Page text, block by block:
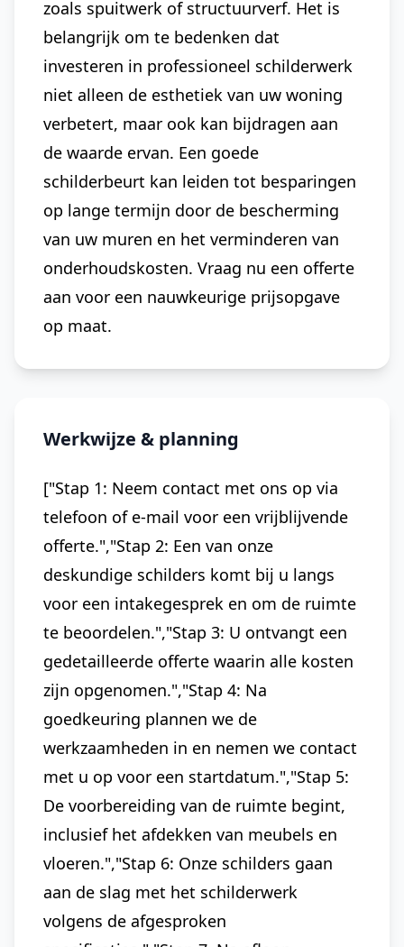
zoals spuitwerk of structuurverf. Het is
belangrijk om te bedenken dat
investeren in professioneel schilderwerk
niet alleen de esthetiek van uw woning
verbetert, maar ook kan bijdragen aan
de waarde ervan. Een goede
schilderbeurt kan leiden tot besparingen
op lange termijn door de bescherming
van uw muren en het verminderen van
onderhoudskosten. Vraag nu een offerte
aan voor een nauwkeurige prijsopgave
op maat.
Werkwijze & planning
["Stap 1: Neem contact met ons op via
telefoon of e-mail voor een vrijblijvende
offerte.","Stap 2: Een van onze
deskundige schilders komt bij u langs
voor een intakegesprek en om de ruimte
te beoordelen.","Stap 3: U ontvangt een
gedetailleerde offerte waarin alle kosten
zijn opgenomen.","Stap 4: Na
goedkeuring plannen we de
werkzaamheden in en nemen we contact
met u op voor een startdatum.","Stap 5:
De voorbereiding van de ruimte begint,
inclusief het afdekken van meubels en
vloeren.","Stap 6: Onze schilders gaan
aan de slag met het schilderwerk
volgens de afgesproken